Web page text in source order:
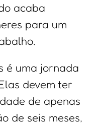
acaba
para um
é uma jornada
devem ter
de apenas
de seis meses,